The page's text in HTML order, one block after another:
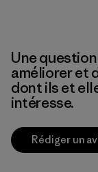
Une
améliorer et
dont ils et
intéresse.
Rédiger un